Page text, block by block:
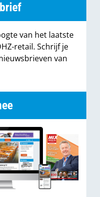
van het laatste
retail. Schrijf je
van